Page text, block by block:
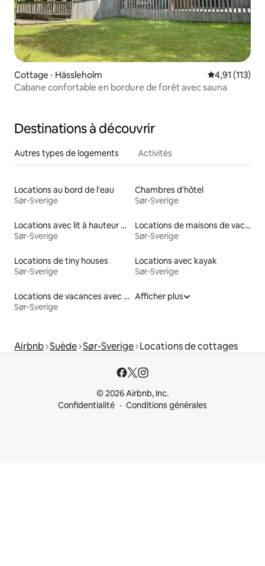
Cottage ⋅ Hässleholm Évaluation
4,91 (113)
Cabane confortable en bordure de forêt avec sauna
Destinations à découvrir
Autres types de logements Activités
Locations au bord de l'eau
Sør-Sverige
Chambres d'hôtel
Sør-Sverige
Locations avec lit à hauteur adaptée
Sør-Sverige
Locations de maisons de vacances
Sør-Sverige
Locations de tiny houses
Sør-Sverige
Locations avec kayak
Sør-Sverige
Locations de vacances avec piscine
Sør-Sverige
Afficher plus
Airbnb Suède Sør-Sverige Locations de cottages
© 2026 Airbnb, Inc.
Confidentialité
Conditions générales